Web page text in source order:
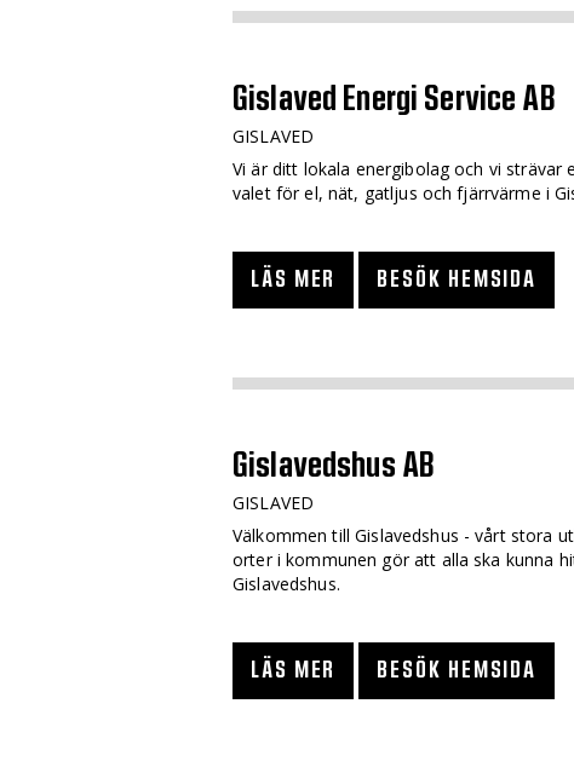
Gislaved Energi Service AB
GISLAVED
Vi är ditt lokala energibolag och vi strävar
valet för el, nät, gatljus och fjärrvärme i
LÄS MER BESÖK HEMSIDA
Gislavedshus AB
GISLAVED
Välkommen till Gislavedshus - vårt stora
orter i kommunen gör att alla ska kunna
Gislavedshus.
LÄS MER BESÖK HEMSIDA